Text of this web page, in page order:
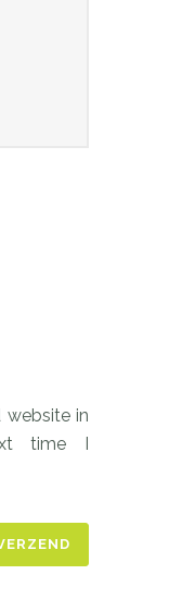
website in
time I